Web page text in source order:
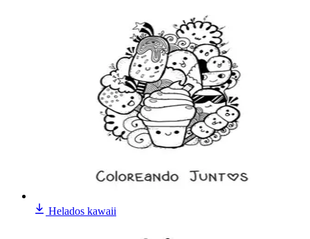
Helados kawaii